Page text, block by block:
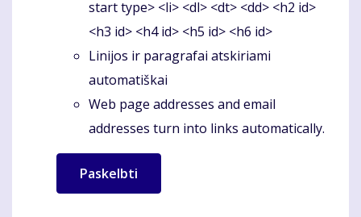
start type> <li> <dl> <dt> <dd> <h2 id>
<h3 id> <h4 id> <h5 id> <h6 id>
Linijos ir paragrafai atskiriami
automatiškai
Web page addresses and email
addresses turn into links automatically.